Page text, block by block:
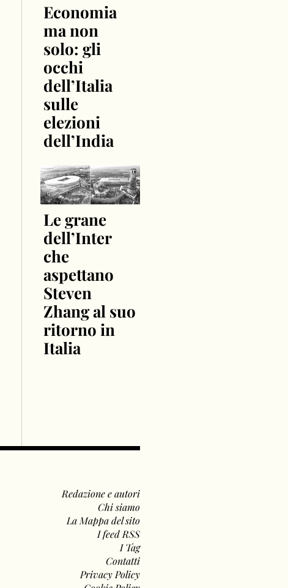
Economia
ma non
solo: gli
occhi
dell’Italia
sulle
elezioni
dell’India
Le grane
dell’Inter
che
aspettano
Steven
Zhang al suo
ritorno in
Italia
Redazione e autori
Chi siamo
La Mappa del sito
I feed RSS
I Tag
Contatti
Privacy Policy